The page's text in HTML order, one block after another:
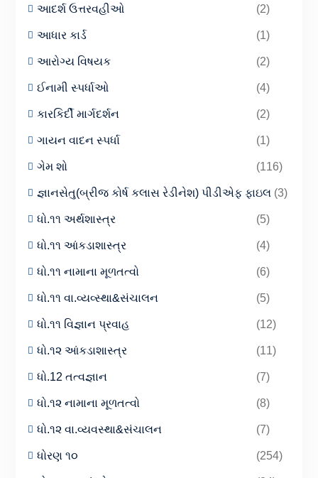
આદર્શ ઉત્તરવહીઓ (2)
આધાર કાર્ડ (1)
આરોગ્ય વિષયક (2)
ઈનામી સ્પર્ધાઓ (4)
કારકિર્દી માર્ગદર્શન (2)
ગાયન વાદન સ્પર્ધા (1)
ગેમ શો (116)
જ્ઞાનસેતુ(બ્રીજ કોર્ષ કલાસ રેડીનેશ) પીડીએફ ફાઇલ(3)
ધો.૧૧ અર્થશાસ્ત્ર (5)
ધો.૧૧ આંકડાશાસ્ત્ર (4)
ધો.૧૧ નામાના મૂળતત્વો (6)
ધો.૧૧ વા.વ્યવ્સ્થા&સંચાલન (5)
ધો.૧૧ વિજ્ઞાન પ્રવાહ (12)
ધો.૧૨ આંકડાશાસ્ત્ર (11)
ધો.12 તત્વજ્ઞાન (7)
ધો.૧૨ નામાના મૂળતત્વો (8)
ધો.૧૨ વા.વ્યવસ્થા&સંચાલન (7)
ધોરણ ૧૦ (254)